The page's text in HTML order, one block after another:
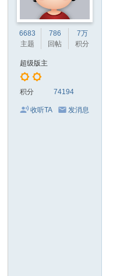
6683
主题
786
回帖
7万
积分
超级版主
积分 74194
收听TA 发消息